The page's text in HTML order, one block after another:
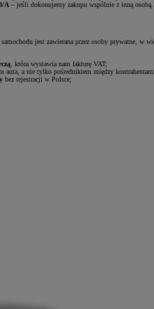
A – jeśli dokonujemy zakupu wspólnie z inną
jest zawierana przez osoby prywatne, w
, która wystawia nam fakturę VAT;
auta, a nie tylko pośrednikiem między
bez rejestracji w Polsce;